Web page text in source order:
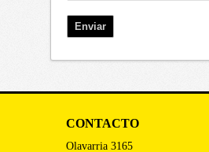
CONTACTO
Olavarria 3165